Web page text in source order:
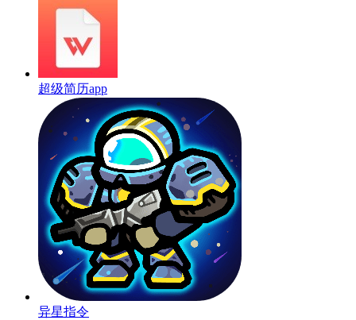
超级简历app
异星指令